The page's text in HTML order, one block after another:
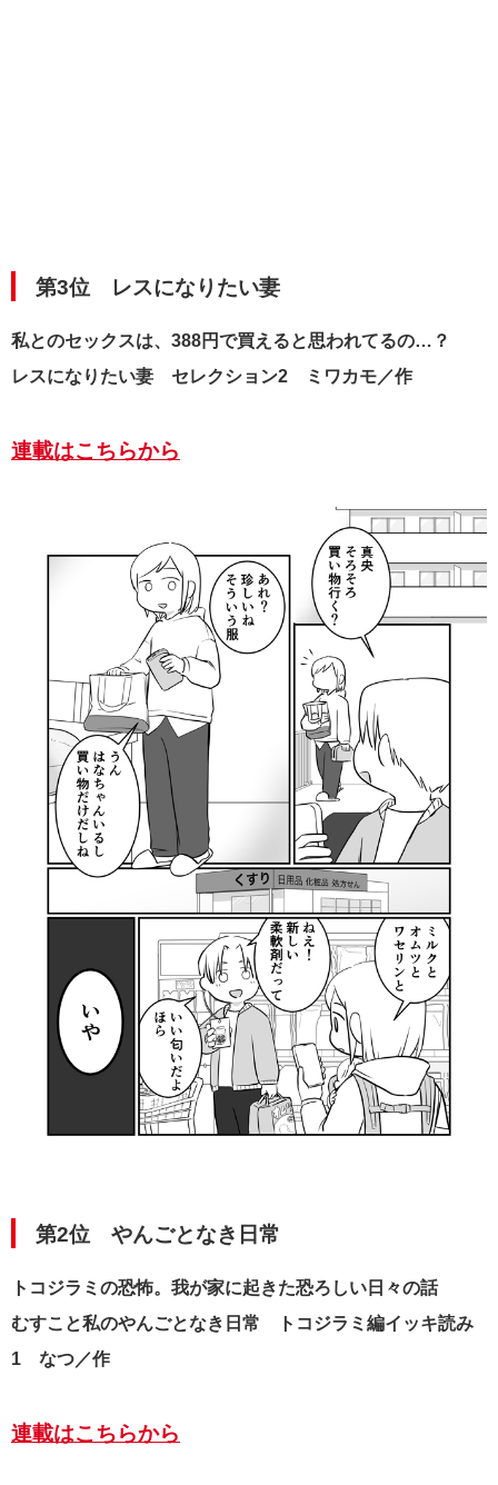
第3位 レスになりたい妻
私とのセックスは、388円で買えると思われてるの…？
レスになりたい妻 セレクション2 ミワカモ／作
連載はこちらから
第2位 やんごとなき日常
トコジラミの恐怖。我が家に起きた恐ろしい日々の話
むすこと私のやんごとなき日常 トコジラミ編イッキ読み
1 なつ／作
連載はこちらから